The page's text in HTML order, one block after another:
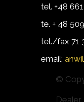
©
Dealer
tel. +48
te. + 48
tel./fax 71
email: a